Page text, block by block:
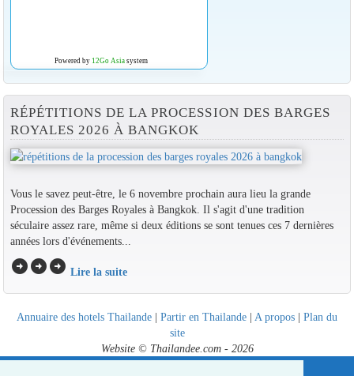
Powered by 12Go Asiasystem
RÉPÉTITIONS DE LA PROCESSION DES BARGES
ROYALES 2026 À BANGKOK
Vous le savez peut-être, le 6 novembre prochain aura lieu la grande
Procession des Barges Royales à Bangkok. Il s'agit d'une tradition
séculaire assez rare, même si deux éditions se sont tenues ces 7 dernières
années lors d'événements...
arrow_circle_rightarrow_circle_rightarrow_circle_right Lire la suite
Annuaire des hotels Thailande | Partir en Thailande | A propos | Plan du
site
Website © Thailandee.com - 2026